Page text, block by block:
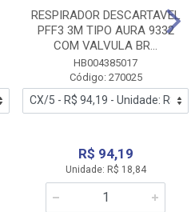
RESPIRADOR DESCARTAVEL
PFF3 3M TIPO AURA 9332
COM VALVULA BR...
HB004385017
Código: 270025
R$ 94,19
Unidade: R$ 18,84